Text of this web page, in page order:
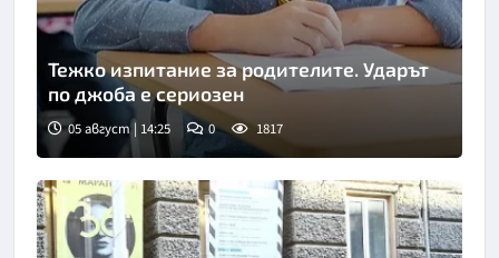
Тежко изпитание за родителите. Ударът
по джоба е сериозен
05 август | 14:25 0 1817